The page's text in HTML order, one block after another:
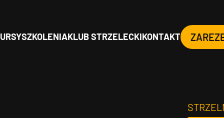
SZKOLENIAKLUB STRZELECKIKONTAKT